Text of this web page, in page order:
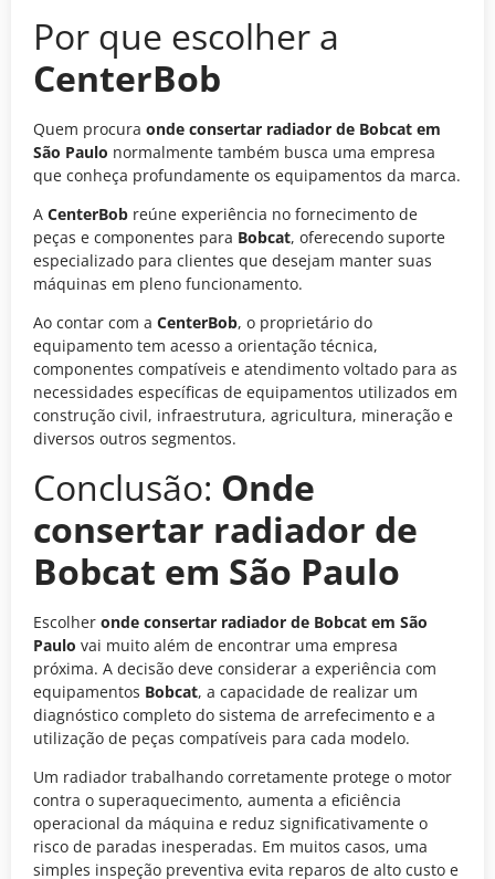
Por que escolher a
CenterBob
Quem procura onde consertar radiador de Bobcat em
São Paulo normalmente também busca uma empresa
que conheça profundamente os equipamentos da marca.
A CenterBob reúne experiência no fornecimento de
peças e componentes para Bobcat, oferecendo suporte
especializado para clientes que desejam manter suas
máquinas em pleno funcionamento.
Ao contar com a CenterBob, o proprietário do
equipamento tem acesso a orientação técnica,
componentes compatíveis e atendimento voltado para as
necessidades específicas de equipamentos utilizados em
construção civil, infraestrutura, agricultura, mineração e
diversos outros segmentos.
Conclusão: Onde
consertar radiador de
Bobcat em São Paulo
Escolher onde consertar radiador de Bobcat em São
Paulo vai muito além de encontrar uma empresa
próxima. A decisão deve considerar a experiência com
equipamentos Bobcat, a capacidade de realizar um
diagnóstico completo do sistema de arrefecimento e a
utilização de peças compatíveis para cada modelo.
Um radiador trabalhando corretamente protege o motor
contra o superaquecimento, aumenta a eficiência
operacional da máquina e reduz significativamente o
risco de paradas inesperadas. Em muitos casos, uma
simples inspeção preventiva evita reparos de alto custo e